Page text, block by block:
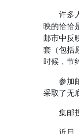
许多人
映的恰恰
邮市中反
套（包括
时候，节
参加邮
采取了无
集邮投
近日，